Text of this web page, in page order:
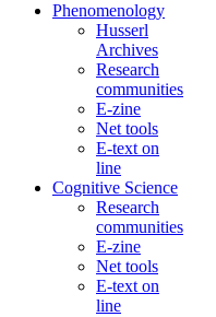
Phenomenology
Husserl
Archives
Research
communities
E-zine
Net tools
E-text on
line
Cognitive Science
Research
communities
E-zine
Net tools
E-text on
line